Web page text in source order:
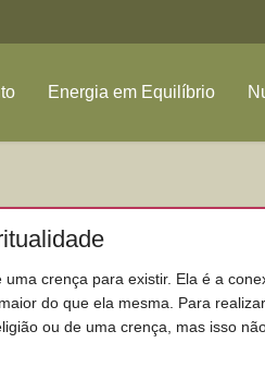
Energia em Equilíbrio
crença para existir. Ela é a
do que ela mesma. Para realizar
ou de uma crença, mas isso